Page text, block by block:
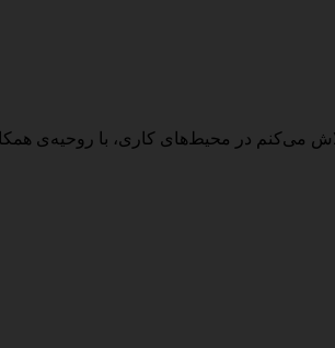
می‌کنم در محیط‌های کاری، با روحیه‌ی